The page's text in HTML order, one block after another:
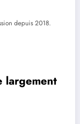
depuis 2018.
largement